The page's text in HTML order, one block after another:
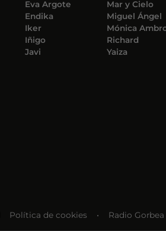
Eva Argote
Endika
Iker
Iñigo
Javi
Mar y Cielo
Miguel Ángel
Mónica
Richard
Yaiza
Política de cookies • Radio Gorbea